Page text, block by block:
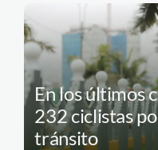
En los últimos
232 ciclistas
tránsito